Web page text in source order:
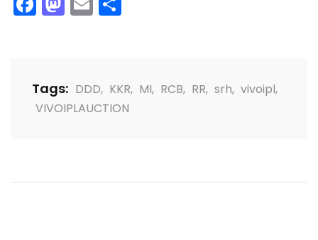
Tags: DDD, KKR, MI, RCB, RR, srh, vivoipl,
VIVOIPLAUCTION